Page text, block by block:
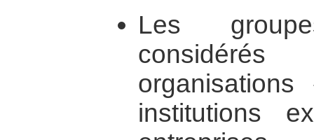
Les
institutions